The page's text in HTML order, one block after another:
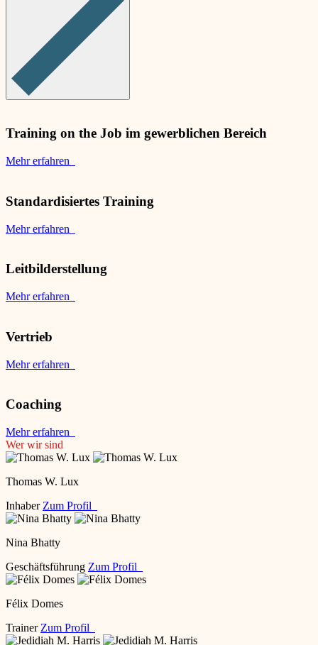
Training on the Job im gewerblichen Bereich
Mehr erfahren
Standardisiertes Training
Mehr erfahren
Leitbilderstellung
Mehr erfahren
Vertrieb
Mehr erfahren
Coaching
Mehr erfahren
Wer wir sind
Thomas W. Lux
Inhaber Zum Profil
Nina Bhatty
Geschäftsführung Zum Profil
Félix Domes
Trainer Zum Profil